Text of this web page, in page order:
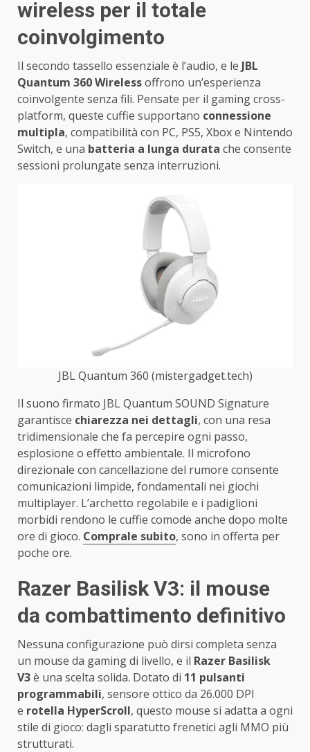
wireless per il totale
coinvolgimento
Il secondo tassello essenziale è l’audio, e le JBL
Quantum 360 Wirelessoffrono un’esperienza
coinvolgente senza fili. Pensate per il gaming cross-
platform, queste cuffie supportano connessione
multipla, compatibilità con PC, PS5, Xbox e Nintendo
Switch, e una batteria a lunga durata che consente
sessioni prolungate senza interruzioni.
JBL Quantum 360 (mistergadget.tech)
Il suono firmato JBL Quantum SOUND Signature
garantisce chiarezza nei dettagli, con una resa
tridimensionale che fa percepire ogni passo,
esplosione o effetto ambientale. Il microfono
direzionale con cancellazione del rumore consente
comunicazioni limpide, fondamentali nei giochi
multiplayer. L’archetto regolabile e i padiglioni
morbidi rendono le cuffie comode anche dopo molte
ore di gioco. Comprale subito, sono in offerta per
poche ore.
Razer Basilisk V3: il mouse
da combattimento definitivo
Nessuna configurazione può dirsi completa senza
un mouse da gaming di livello, e il Razer Basilisk
V3è una scelta solida. Dotato di 11 pulsanti
programmabili, sensore ottico da 26.000 DPI
e rotella HyperScroll, questo mouse si adatta a ogni
stile di gioco: dagli sparatutto frenetici agli MMO più
strutturati.